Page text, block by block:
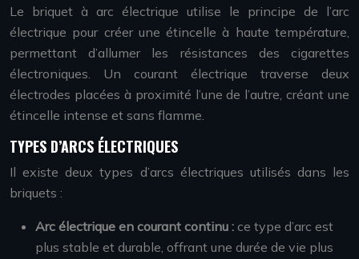
Le briquet à arc électrique utilise le principe de l’arc
électrique pour créer une étincelle à haute température,
permettant d’allumer les résistances des cigarettes
électroniques. Un courant électrique traverse deux
électrodes placées à proximité l’une de l’autre, créant une
étincelle intense et sans flamme.
TYPES D’ARCS ÉLECTRIQUES
Il existe deux types d’arcs électriques utilisés dans les
briquets :
Arc électrique en courant continu : ce type d’arc est
plus stable et durable, offrant une durée de vie plus